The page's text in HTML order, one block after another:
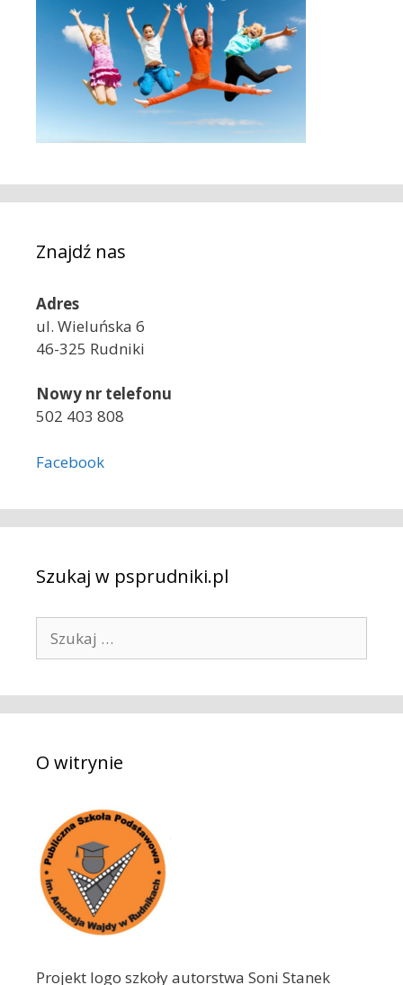
Znajdź nas
Adres
ul. Wieluńska 6
46-325 Rudniki
Nowy nr telefonu
502 403 808
Facebook
Szukaj w psprudniki.pl
k
a
:O witrynie
Projekt logo szkoły autorstwa Soni Stanek